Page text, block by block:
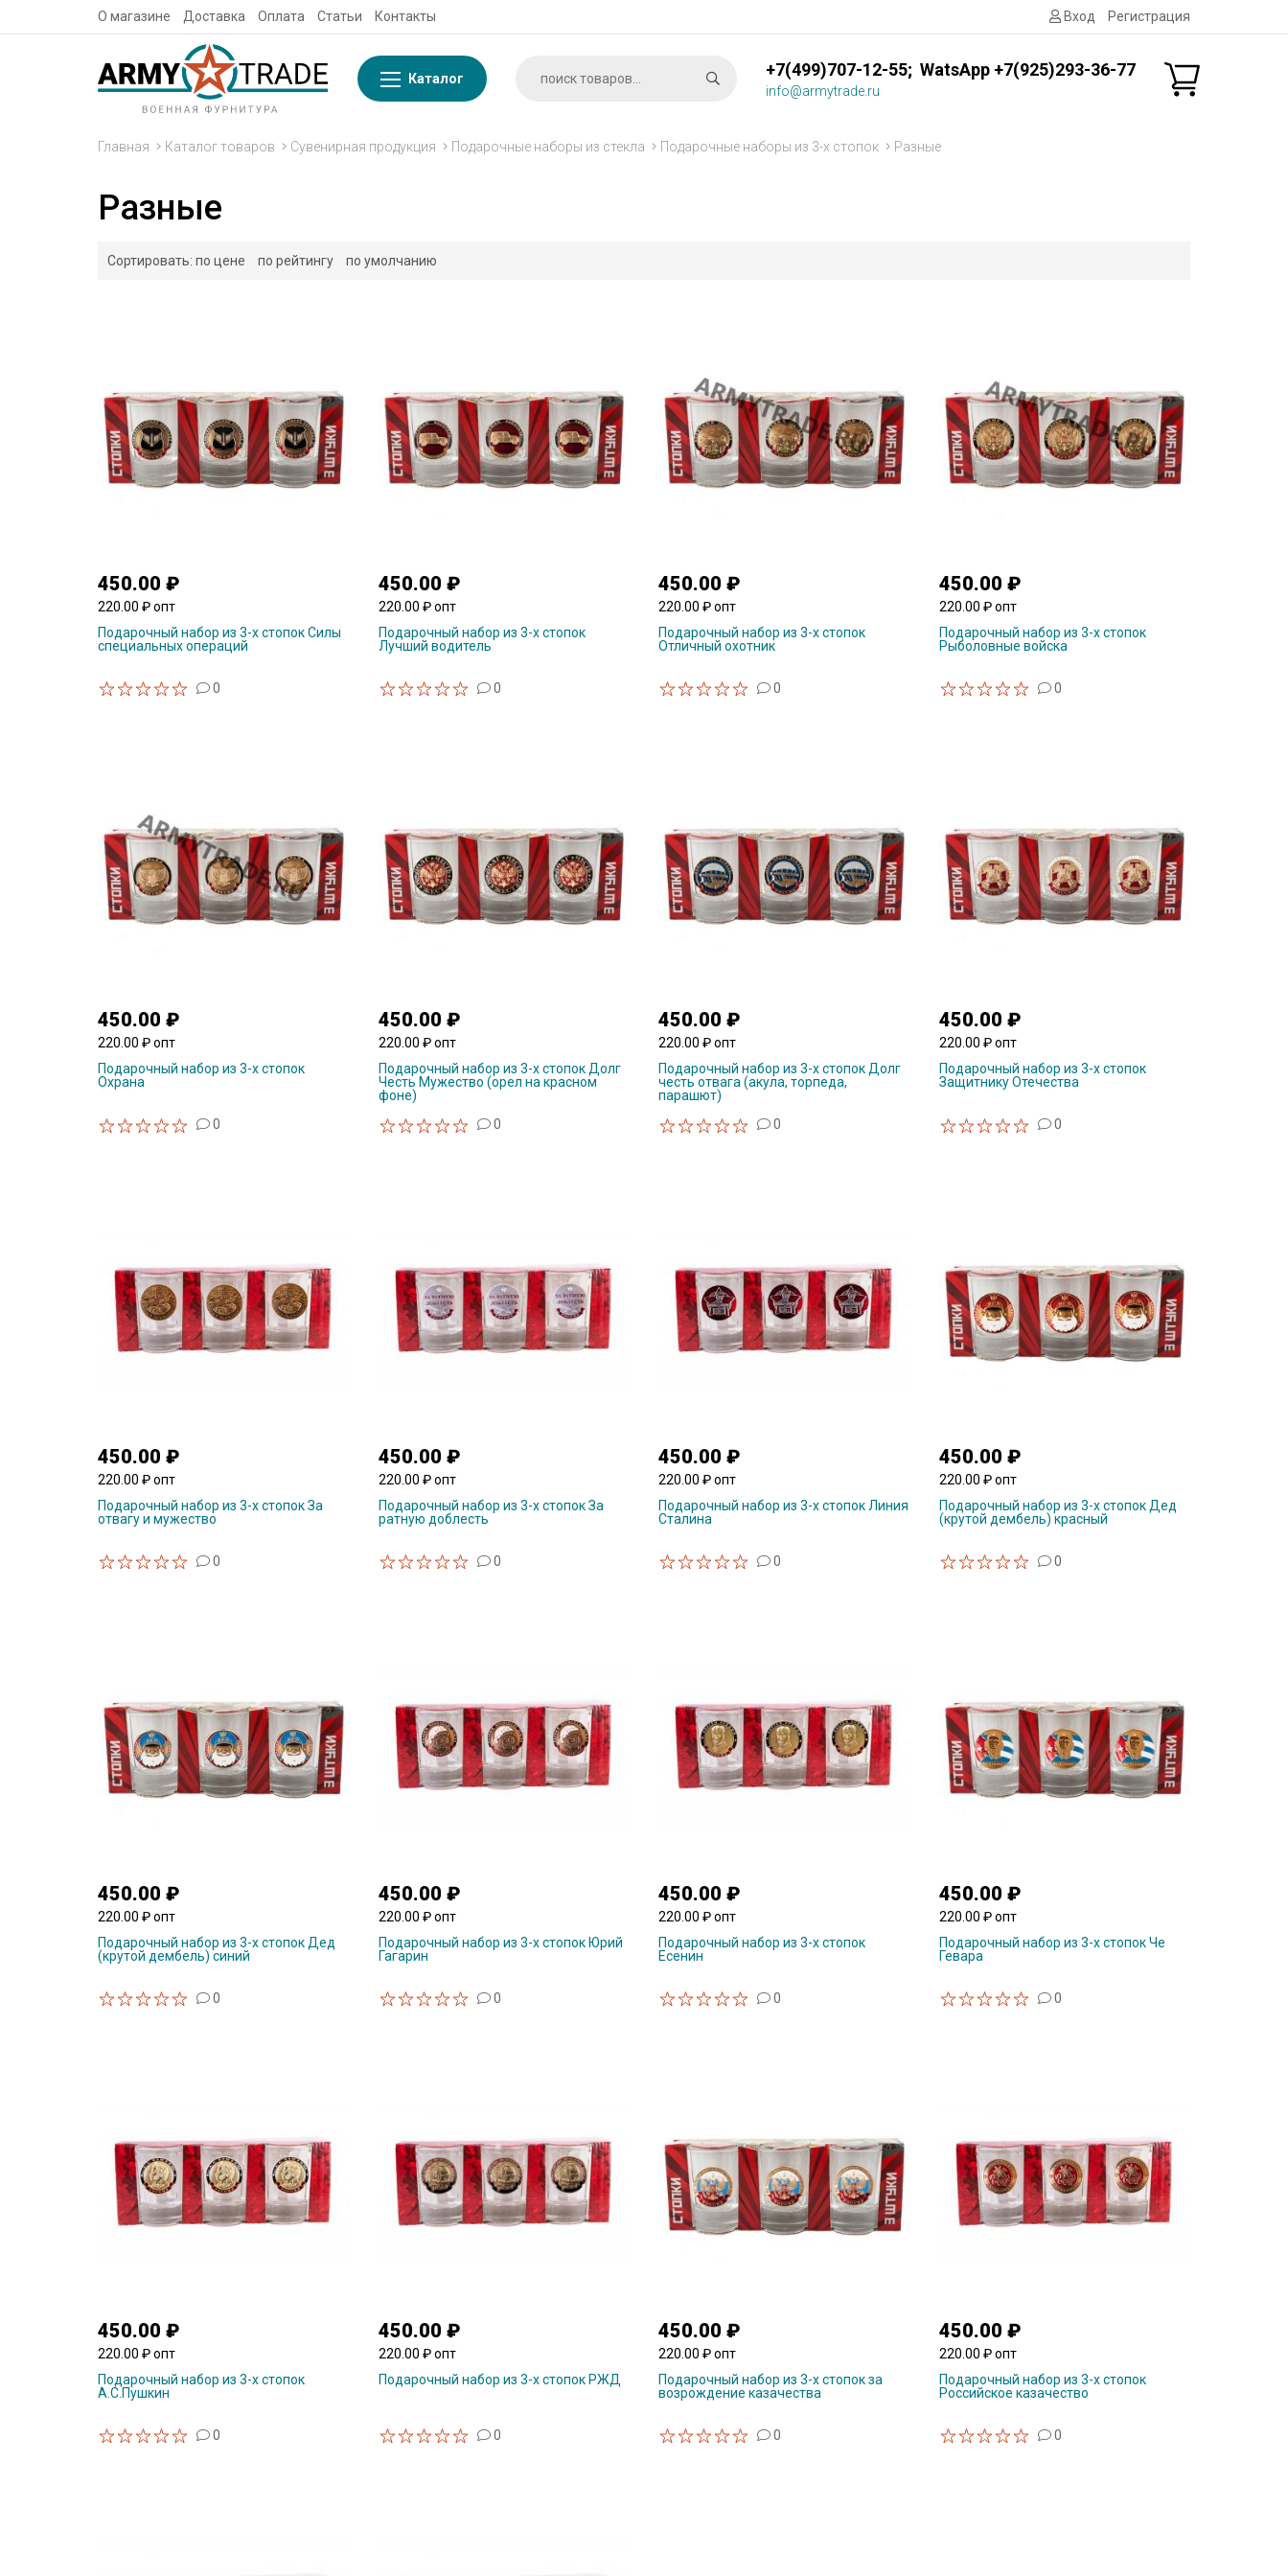
О магазине Доставка Оплата Статьи Контакты Вход Регистрация
Каталог +7(499)707-12-55; WatsApp +7(925)293-36-77
info@armytrade.ru
Главная Каталог товаров Сувенирная продукция Подарочные наборы из стекла Подарочные наборы из 3-х стопок Разные
Разные
Сортировать: по цене по рейтингу по умолчанию
450.00 ₽
220.00 ₽ опт
Подарочный набор из 3-х стопок Силы
специальных операций
0
450.00 ₽
220.00 ₽ опт
Подарочный набор из 3-х стопок
Лучший водитель
0
450.00 ₽
220.00 ₽ опт
Подарочный набор из 3-х стопок
Отличный охотник
0
450.00 ₽
220.00 ₽ опт
Подарочный набор из 3-х стопок
Рыболовные войска
0
450.00 ₽
220.00 ₽ опт
Подарочный набор из 3-х стопок
Охрана
0
450.00 ₽
220.00 ₽ опт
Подарочный набор из 3-х стопок Долг
Честь Мужество (орел на красном
фоне)
0
450.00 ₽
220.00 ₽ опт
Подарочный набор из 3-х стопок Долг
честь отвага (акула, торпеда,
парашют)
0
450.00 ₽
220.00 ₽ опт
Подарочный набор из 3-х стопок
Защитнику Отечества
0
450.00 ₽
220.00 ₽ опт
Подарочный набор из 3-х стопок За
отвагу и мужество
0
450.00 ₽
220.00 ₽ опт
Подарочный набор из 3-х стопок За
ратную доблесть
0
450.00 ₽
220.00 ₽ опт
Подарочный набор из 3-х стопок Линия
Сталина
0
450.00 ₽
220.00 ₽ опт
Подарочный набор из 3-х стопок Дед
(крутой дембель) красный
0
450.00 ₽
220.00 ₽ опт
Подарочный набор из 3-х стопок Дед
(крутой дембель) синий
0
450.00 ₽
220.00 ₽ опт
Подарочный набор из 3-х стопок Юрий
Гагарин
0
450.00 ₽
220.00 ₽ опт
Подарочный набор из 3-х стопок
Есенин
0
450.00 ₽
220.00 ₽ опт
Подарочный набор из 3-х стопок Че
Гевара
0
450.00 ₽
220.00 ₽ опт
Подарочный набор из 3-х стопок
А.С.Пушкин
0
450.00 ₽
220.00 ₽ опт
Подарочный набор из 3-х стопок РЖД
0
450.00 ₽
220.00 ₽ опт
Подарочный набор из 3-х стопок за
возрождение казачества
0
450.00 ₽
220.00 ₽ опт
Подарочный набор из 3-х стопок
Российское казачество
0